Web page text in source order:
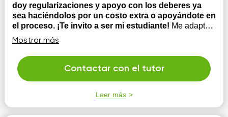
doy regularizaciones y apoyo con los deberes ya
sea haciéndolos por un costo extra o apoyándote en
el proceso. ¡Te invito a ser mi estudiante! Me adapto
a las necesidades del estudiante.
Mostrar más
Contactar con el tutor
Leer más